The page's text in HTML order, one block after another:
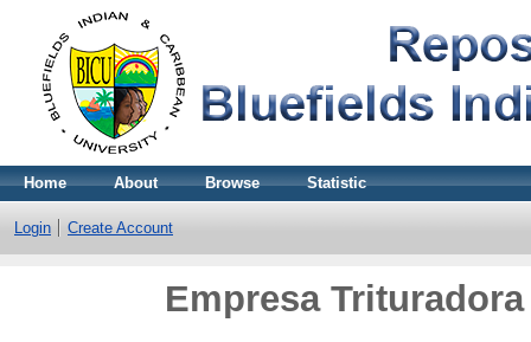
Home About Browse Statistic
Login Create Account
Empresa